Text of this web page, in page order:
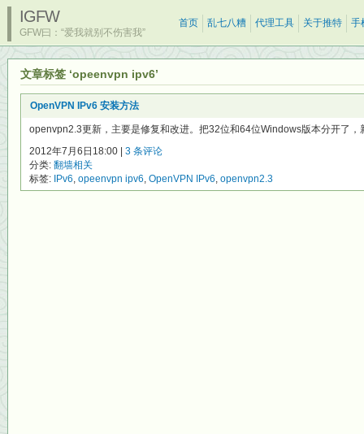
IGFW
GFW曰：“爱我就别不伤害我”
首页 乱七八糟 代理工具 关于推特 手
文章标签 ‘opeenvpn ipv6’
OpenVPN IPv6 安装方法
openvpn2.3更新，主要是修复和改进。把32位和64位Windows版本分开了
2012年7月6日18:00 | 3 条评论
分类: 翻墙相关
标签: IPv6, opeenvpn ipv6, OpenVPN IPv6, openvpn2.3